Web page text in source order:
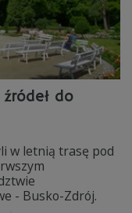
do
w letnią trasę pod
- Busko-Zdrój.